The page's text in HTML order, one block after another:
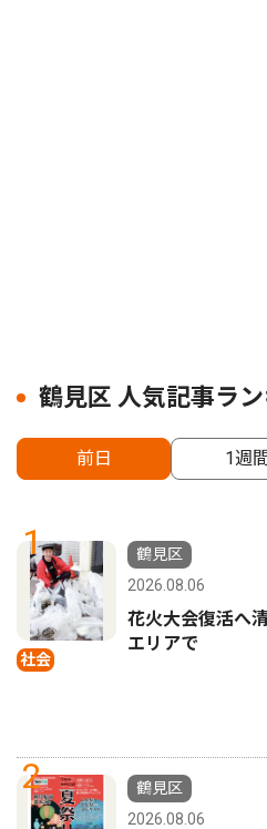
鶴見区 人気記事ラ
前日 1週
1
社会
鶴見区
2026.08.06
花火大会復活へ
エリアで
2
鶴見区
2026.08.06